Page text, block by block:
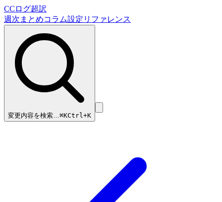
CCログ超訳
週次まとめコラム設定リファレンス
変更内容を検索…⌘KCtrl+K